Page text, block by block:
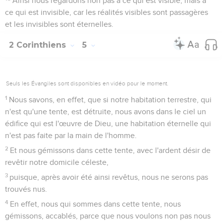
ce qui est invisible, car les réalités visibles sont passagères
et les invisibles sont éternelles.
2 Corinthiens 5
Seuls les Évangiles sont disponibles en vidéo pour le moment.
1 Nous savons, en effet, que si notre habitation terrestre, qui
n'est qu'une tente, est détruite, nous avons dans le ciel un
édifice qui est l'œuvre de Dieu, une habitation éternelle qui
n'est pas faite par la main de l'homme.
2 Et nous gémissons dans cette tente, avec l'ardent désir de
revêtir notre domicile céleste,
3 puisque, après avoir été ainsi revêtus, nous ne serons pas
trouvés nus.
4 En effet, nous qui sommes dans cette tente, nous
gémissons, accablés, parce que nous voulons non pas nous